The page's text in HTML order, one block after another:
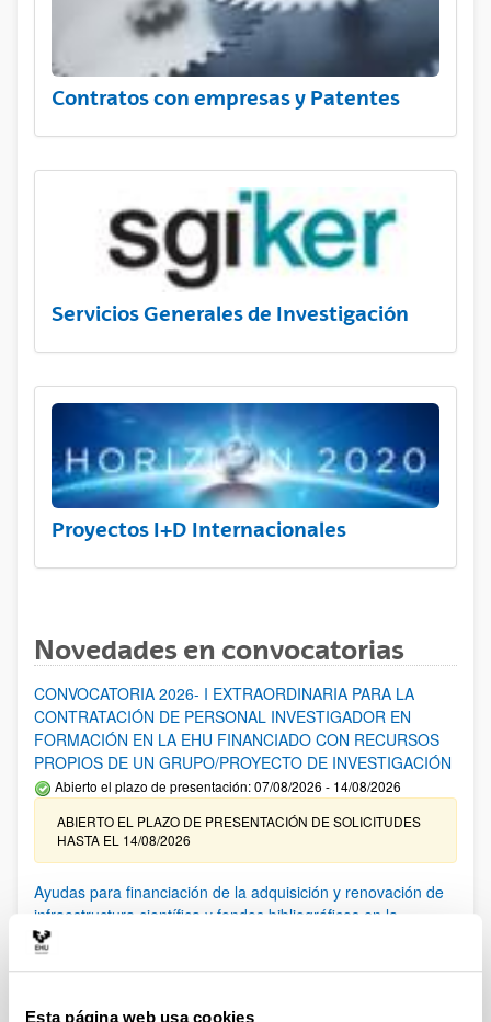
Esta página web usa cookies
Contratos con empresas y Patentes
Servicios Generales de Investigación
Proyectos I+D Internacionales
Novedades en convocatorias
CONVOCATORIA 2026- I EXTRAORDINARIA PARA LA
CONTRATACIÓN DE PERSONAL INVESTIGADOR EN
FORMACIÓN EN LA EHU FINANCIADO CON RECURSOS
PROPIOS DE UN GRUPO/PROYECTO DE INVESTIGACIÓN
Abierto el plazo de presentación: 07/08/2026 - 14/08/2026
ABIERTO EL PLAZO DE PRESENTACIÓN DE SOLICITUDES
HASTA EL 14/08/2026
Ayudas para financiación de la adquisición y renovación de
infraestructura científica y fondos bibliográficos en la
UPV/EHU 2026
solicitudes admitidas y excluidas. 23/03/2026: Relación